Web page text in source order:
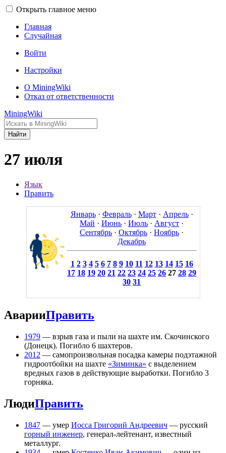
Открыть главное меню
Главная
Случайная
Войти
Настройки
О MiningWiki
Отказ от ответственности
MiningWiki
Найти
27 июля
Язык
Править
Январь· Февраль· Март· Апрель·
Май · Июнь · Июль · Август ·
Сентябрь · Октябрь · Ноябрь ·
Декабрь
1 2 3 4 5 6 7 8 9 10 11 12 13 14 15 16
17 18 19 20 21 22 23 24 25 26 27 28 29
30 31
АварииПравить
1979 — взрыв газа и пыли на шахте им. Скочинского
(Донецк). Погибло 6 шахтеров.
2012 — самопроизвольная посадка камеры подэтажной
гидроотбойки на шахте «Зиминка» с выделением
вредных газов в действующие выработки. Погибло 3
горняка.
ЛюдиПравить
1847 — умер Иосса Григорий Андреевич — русский
горный инженер, генерал-лейтенант, известный
металлург.